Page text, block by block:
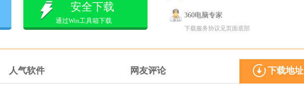
安全下载
通过Win工具箱下载
360电脑专家
下载服务协议见页面底部
人气软件 网友评论 下载地址